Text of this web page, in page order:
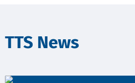
TTS News